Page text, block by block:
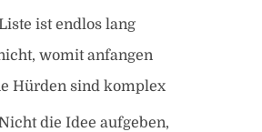
ist endlos lang
womit anfangen
Hürden sind komplex
die Idee aufgeben,